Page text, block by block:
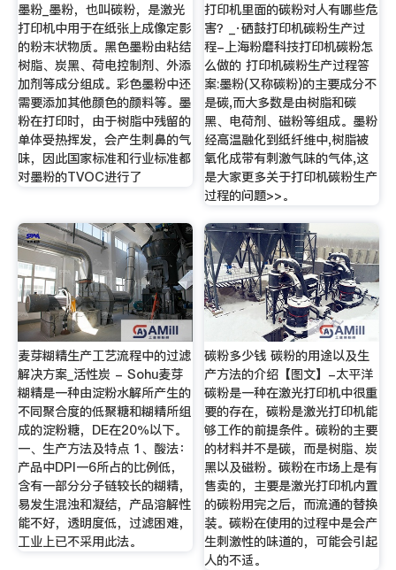
墨粉_墨粉，也叫碳粉，是激光
打印机中用于在纸张上成像定影
的粉末状物质。黑色墨粉由粘结
树脂、炭黑、荷电控制剂、外添
加剂等成分组成。彩色墨粉中还
需要添加其他颜色的颜料等。墨
粉在打印时，由于树脂中残留的
单体受热挥发，会产生刺鼻的气
味，因此国家标准和行业标准都
对墨粉的TVOC进行了
打印机里面的碳粉对人有哪些危
害？_·硒鼓打印机碳粉生产过
程-上海粉磨科技打印机碳粉怎
么做的 打印机碳粉生产过程答
案:墨粉(又称碳粉)的主要成分不
是碳,而大多数是由树脂和碳
黑、电荷剂、磁粉等组成。墨粉
经高温融化到纸纤维中,树脂被
氧化成带有刺激气味的气体,这
是大家更多关于打印机碳粉生产
过程的问题>>。
麦芽糊精生产工艺流程中的过滤
解决方案_活性炭 - Sohu麦芽
糊精是一种由淀粉水解所产生的
不同聚合度的低聚糖和糊精所组
成的淀粉糖，DE在20％以下。
一、生产方法及特点 1、酸法：
产品中DPI一6所占的比例低，
含有一部分分子链较长的糊精，
易发生混浊和凝结，产品溶解性
能不好，透明度低，过滤困难，
工业上已不采用此法。
碳粉多少钱 碳粉的用途以及生
产方法的介绍【图文】-太平洋
碳粉是一种在激光打印机中很重
要的存在，碳粉是激光打印机能
够工作的前提条件。碳粉的主要
的材料并不是碳，而是树脂、炭
黑以及磁粉。碳粉在市场上是有
售卖的，主要是激光打印机内置
的碳粉用完之后，而流通的替换
装。碳粉在使用的过程中是会产
生刺激性的味道的，可能会引起
人的不适。